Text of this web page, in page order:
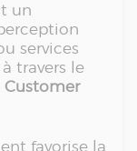
un
services
travers le
Customer
favorise la